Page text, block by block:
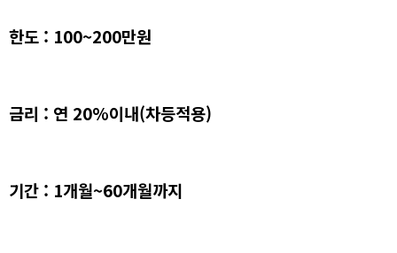
한도 : 100~200만원
금리 : 연 20%이내(차등적용)
기간 : 1개월~60개월까지